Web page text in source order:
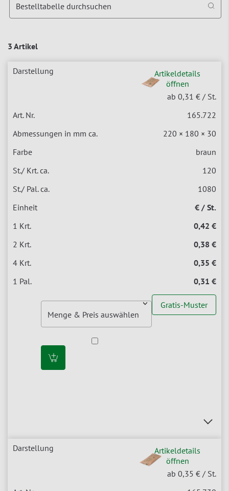
3 Artikel
Bestelltabelle durchsuchen
Artikeldetails
öffnen
ab 0,31 € / St.
165.722
220 × 180 × 30
braun
120
1080
€ / St.
0,42 €
0,38 €
0,35 €
0,31 €
Gratis-Muster
Artikeldetails
öffnen
ab 0,35 € / St.